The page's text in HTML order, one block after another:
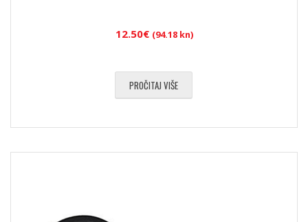
12.50€ (94.18 kn)
PROČITAJ VIŠE